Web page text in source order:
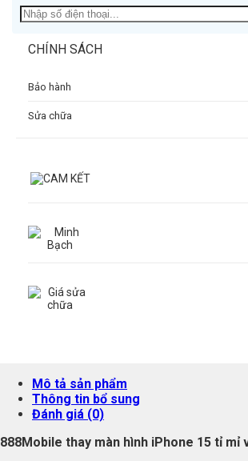
CHÍNH SÁCH
Bảo hành
Sửa chữa
Mô tả sản phẩm
Thông tin bổ sung
Đánh giá (0)
888Mobile thay màn hình iPhone 15 tỉ